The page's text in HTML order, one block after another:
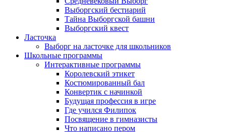
Выборгский бестиарий
Тайна Выборгской башни
Выборгский квест
Ласточка
Выборг на ласточке для школьников
Школьные программы
Интерактивные программы
Королевский этикет
Костюмированный бал
Конвертик с начинкой
Будущая профессия в игре
Где учился Филипок
Посвящение в гимназисты
Что написано пером